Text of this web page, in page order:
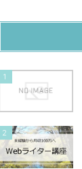
1
2